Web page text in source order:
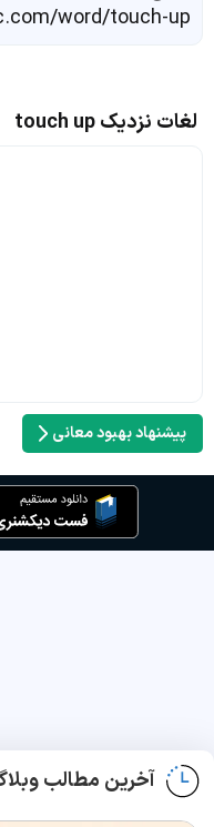
word/touch-up
لغات نزدیک touch up
پیشنهاد بهبود معانی
آخرین مطالب